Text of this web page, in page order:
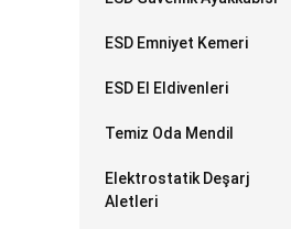
ESD Emniyet Kemeri
ESD El Eldivenleri
Temiz Oda Mendil
Elektrostatik Deşarj
Aletleri